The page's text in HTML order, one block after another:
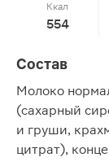
Ккал
554
Состав
Молоко
(сахарный
и груши,
цитрат),